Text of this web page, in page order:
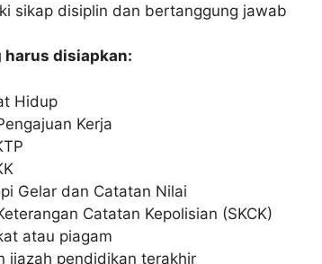
sikap disiplin dan bertanggung jawab
harus disiapkan:
Hidup
Kerja
Gelar dan Catatan Nilai
Catatan Kepolisian (SKCK)
atau piagam
ijazah pendidikan terakhir